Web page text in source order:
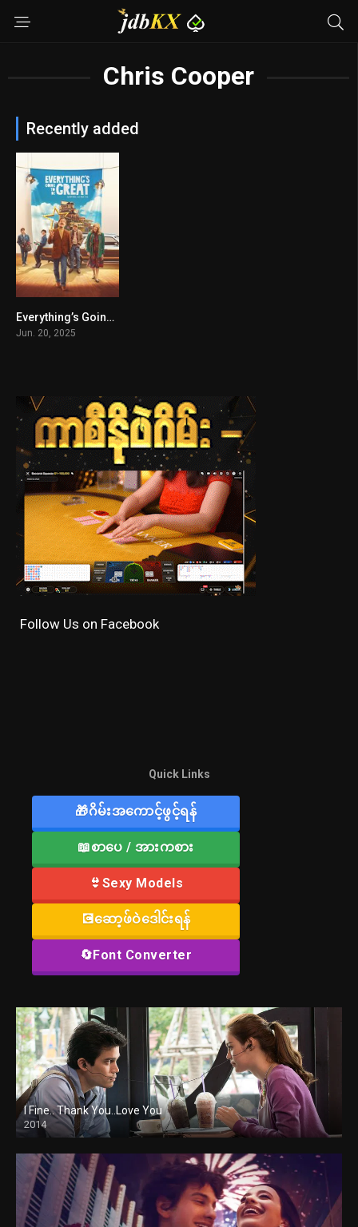
Chris Cooper
Recently added
5.5
Everything’s Going to Be Great
Jun. 20, 2025
Follow Us on Facebook
Quick Links
🎁ဂိမ်းအကောင့်ဖွင့်ရန်
📖စာပေ / အားကစား
👙Sexy Models
💽ဆော့ဖ်ဝဲဒေါင်းရန်
🔄Font Converter
I Fine.. Thank You..Love You
2014